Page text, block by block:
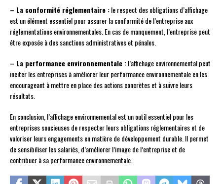
– La conformité réglementaire :le respect des obligations d’affichage
est un élément essentiel pour assurer la conformité de l’entreprise aux
réglementations environnementales. En cas de manquement, l’entreprise peut
être exposée à des sanctions administratives et pénales.
– La performance environnementale :l’affichage environnemental peut
inciter les entreprises à améliorer leur performance environnementale en les
encourageant à mettre en place des actions concrètes et à suivre leurs
résultats.
En conclusion, l’affichage environnemental est un outil essentiel pour les
entreprises soucieuses de respecter leurs obligations réglementaires et de
valoriser leurs engagements en matière de développement durable. Il permet
de sensibiliser les salariés, d’améliorer l’image de l’entreprise et de
contribuer à sa performance environnementale.